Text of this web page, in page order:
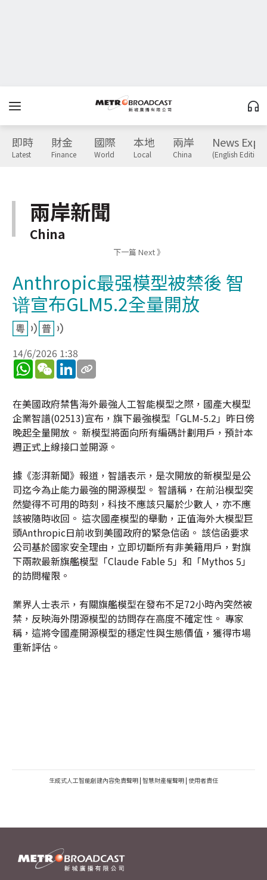
即時
Latest
財金
Finance
國際
World
本地
Local
兩岸
China
News
(English Edition)
兩岸新聞
China
下一篇 Next 》
Anthropic最强模型被禁後 智
谱宣布GLM5.2全量開放
14/6/2026 1:38
WhatsApp
WeChatLinkedIn
在美國政府禁售海外最強人工智能模型之際，國產大模型
企業智譜(02513)宣布，旗下最強模型「GLM-5.2」昨日傍
晚起全量開放。 新模型將面向所有編碼計劃用戶，預計本
週正式上線接口並開源。
據《澎湃新聞》報道，智譜表示，是次開放的新模型是公
司迄今為止能力最強的開源模型。 智譜稱，在前沿模型突
然變得不可用的時刻，科技不應該只屬於少數人，亦不應
該被隨時收回。 這次國產模型的舉動，正值海外大模型巨
頭Anthropic日前收到美國政府的緊急信函。 該信函要求
公司基於國家安全理由，立即切斷所有非美籍用戶，對旗
下兩款最新旗艦模型「Claude Fable 5」和「Mythos 5」
的訪問權限。
業界人士表示，有關旗艦模型在發布不足72小時內突然被
禁，反映海外閉源模型的訪問存在高度不確定性。 專家
稱，這將令國產開源模型的穩定性與生態價值，獲得市場
重新評估。
生成式人工智能創建內容免責聲明 | 智慧財產權聲明 | 使用者責任